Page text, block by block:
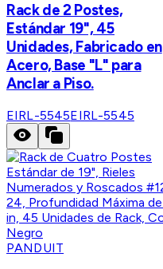
Rack de 2 Postes,
Estándar 19", 45
Unidades, Fabricado en
Acero, Base "L" para
Anclar a Piso.
EIRL-5545EIRL-5545
PANDUIT